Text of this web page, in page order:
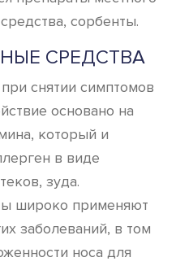
сорбенты.
СРЕДСТВА
снятии симптомов
основано на
который и
в виде
зуда.
широко применяют
заболеваний, в том
носа для